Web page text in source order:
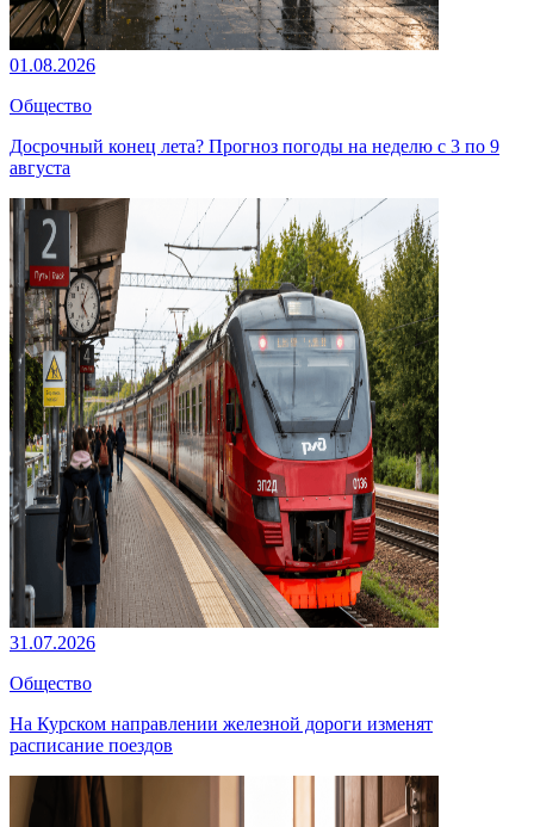
01.08.2026
Общество
Досрочный конец лета? Прогноз погоды на неделю с 3 по 9
августа
31.07.2026
Общество
На Курском направлении железной дороги изменят
расписание поездов